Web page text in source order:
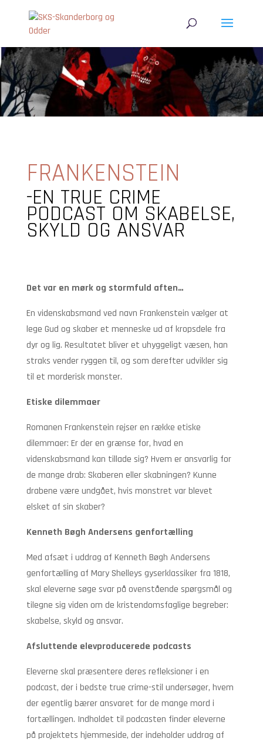
FRANKENSTEIN
-EN TRUE CRIME
PODCAST OM SKABELSE,
SKYLD OG ANSVAR
Det var en mørk og stormfuld aften…
En videnskabsmand ved navn Frankenstein vælger at
lege Gud og skaber et menneske ud af kropsdele fra
dyr og lig. Resultatet bliver et uhyggeligt væsen, han
straks vender ryggen til, og som derefter udvikler sig
til et morderisk monster.
Etiske dilemmaer
Romanen Frankenstein rejser en række etiske
dilemmaer: Er der en grænse for, hvad en
videnskabsmand kan tillade sig? Hvem er ansvarlig for
de mange drab: Skaberen eller skabningen? Kunne
drabene være undgået, hvis monstret var blevet
elsket af sin skaber?
Kenneth Bøgh Andersens genfortælling
Med afsæt i uddrag af Kenneth Bøgh Andersens
genfortælling af Mary Shelleys gyserklassiker fra 1818,
skal eleverne søge svar på ovenstående spørgsmål og
tilegne sig viden om de kristendomsfaglige begreber:
skabelse, skyld og ansvar.
Afsluttende elevproducerede podcasts
Eleverne skal præsentere deres refleksioner i en
podcast, der i bedste true crime-stil undersøger, hvem
der egentlig bærer ansvaret for de mange mord i
fortællingen. Indholdet til podcasten finder eleverne
på projektets hjemmeside, der indeholder uddrag af